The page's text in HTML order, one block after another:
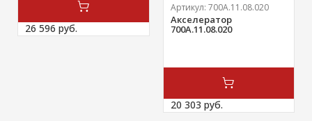
26 596 руб.
Артикул: 700А.11.08.020
Акселератор
700А.11.08.020
20 303 руб.